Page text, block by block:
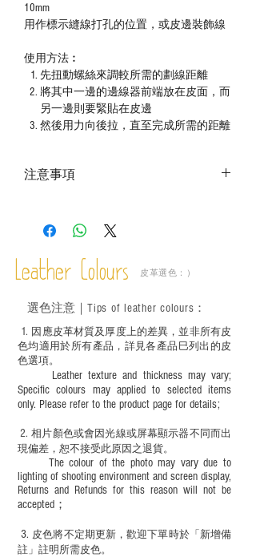
10mm
用作標示縫線打孔的位置，或皮邊裝飾線
使用方法︰
先扭動螺絲來調較所需的劃線距離
將其中一邊的邊線器前端放在皮面，而
另一邊則要緊貼在皮邊
然後用力向後拉，直至完成所需的距離
注意事項
－ 此產品含有細小配件、尖銳物件，恕不
必須由成年人陪同下使用並應小心處理。
Leather Colours 皮革選色：）
1. ​ 因應皮革材質及厚度上的差異，並非所有皮
色均適用於所有產品，詳見各產品巳列出的皮
色選項。
Leather texture and thickness may vary;
Specific colours may applied to selected items
only. Please refer to the product page for details;
​2.相片顏色或會因光線或屏幕顯示器不同而出
現偏差，恕不接受此原因之退貨。
The colour of the photo may vary due to
lighting of shooting environment and screen display,
Returns and Refunds for this reason will not be
accepted；
3. 皮色將不定期更新，歡迎下單時於「新增備
註」註明 所需皮色。
選色注意｜ Tips of leather colours ：